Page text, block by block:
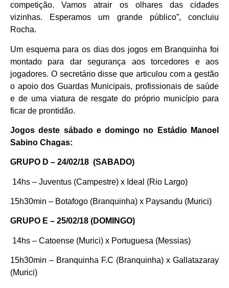
competição. Vamos atrair os olhares das cidades
vizinhas. Esperamos um grande público”, concluiu
Rocha.
Um esquema para os dias dos jogos em Branquinha foi
montado para dar segurança aos torcedores e aos
jogadores. O secretário disse que articulou com a gestão
o apoio dos Guardas Municipais, profissionais de saúde
e de uma viatura de resgate do próprio município para
ficar de prontidão.
Jogos deste sábado e domingo no Estádio Manoel
Sabino Chagas:
GRUPO D – 24/02/18 (SABADO)
14hs – Juventus (Campestre) x Ideal (Rio Largo)
15h30min – Botafogo (Branquinha) x Paysandu (Murici)
GRUPO E – 25/02/18 (DOMINGO)
14hs – Catoense (Murici) x Portuguesa (Messias)
15h30min – Branquinha F.C (Branquinha) x Gallatazaray
(Murici)